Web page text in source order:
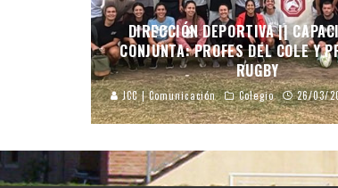
DIRECCIÓN DEPORTIVA ||
CONJUNTA: PROFES DEL COLE Y
RUGBY
JCC | Comunicación Colegio 26/03/